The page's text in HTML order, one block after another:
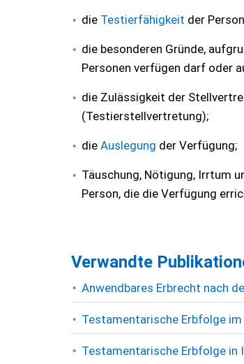
die Testierfähigkeit der
die besonderen Gründe,
Personen verfügen darf oder
die Zulässigkeit der
(Testierstellvertretung);
die Auslegung der Verfügung;
Täuschung, Nötigung, Irrtum
Person, die die Verfügung
Verwandte
Anwendbares Erbrecht nach
Testamentarische Erbfolge
Testamentarische Erbfolge in